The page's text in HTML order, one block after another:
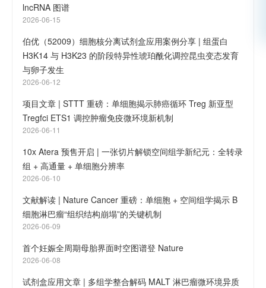
lncRNA 图谱
2026-06-15
伯优（52009）细胞核分离试剂盒应用案例分享 | 组蛋白
H3K14 与 H3K23 的阶段特异性琥珀酰化调控昆虫变态发育
与卵子发生
2026-06-12
项目文章 | STTT 重磅：单细胞揭示肺癌循环 Treg 新亚型
Tregfci ETS1 调控肿瘤免疫微环境新机制
2026-06-11
10x Atera 预售开启 | 一张切片解锁空间组学新纪元：全转录
组 + 高通量 + 单细胞分辨率
2026-06-10
文献解读 | Nature Cancer 重磅：单细胞 + 空间组学揭示 B
细胞淋巴瘤“组织结构崩塌”的关键机制
2026-06-09
首个妊娠全周期母胎界面时空图谱登 Nature
2026-06-08
试剂盒应用文章 | 多组学整合解码 MALT 淋巴瘤微环境异质